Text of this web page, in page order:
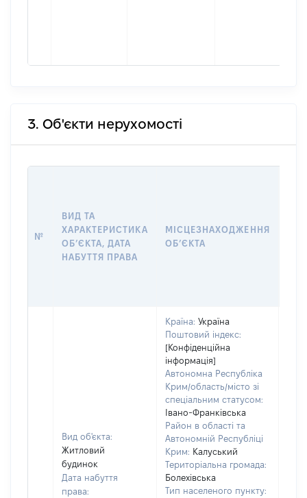
3. Об'єкти нерухомості
№
ВИД ТА
ХАРАКТЕРИСТИКА
ОБʼЄКТА, ДАТА
НАБУТТЯ ПРАВА
МІСЦЕЗНАХОДЖЕННЯ
ОБʼЄКТА
Вид об'єкта:
Житловий
будинок
Дата набуття
права:
Країна: Україна
Поштовий індекс:
[Конфіденційна
інформація]
Автономна Республіка
Крим/область/місто зі
спеціальним статусом:
Івано-Франківська
Район в області та
Автономній Республіці
Крим: Калуський
Територіальна громада:
Болехівська
Тип населеного пункту: